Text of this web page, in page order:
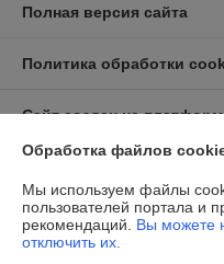
Полная версия сайта
Политика обработки
Сайт создан на
Информация для покупателя
Юридическое лицо:ООО
220093 г. Минск, 3-й
Обработка файлов
Мы используем файлы
пользователей портала и
рекомендаций. Вы можете
отключить их.